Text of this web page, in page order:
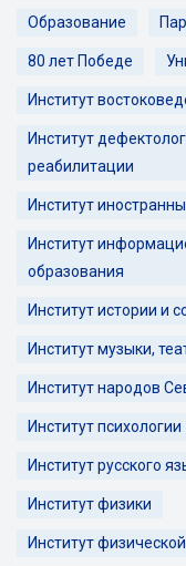
Образование
80 лет Победе
Институт
Институт
реабилитации
Институт
Институт
образования
Институт истории и
Институт музыки,
Институт народов
Институт психологии
Институт русского
Институт физики
Институт